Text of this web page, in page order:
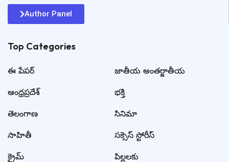
Author Panel
Top Categories​
ఈ పేపర్
ఆంధ్రప్రదేశ్
తెలంగాణ
సాహితీ
క్రైమ్
జాతీయ అంతర్జాతీయ
భక్తి
సినిమా
సక్సెస్ స్టోరీస్
పిల్లలకు